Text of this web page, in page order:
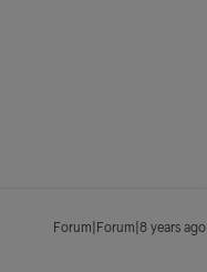
Forum|Forum|8 years ago